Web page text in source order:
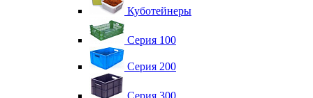
Куботейнеры
Серия 100
Серия 200
Серия 300